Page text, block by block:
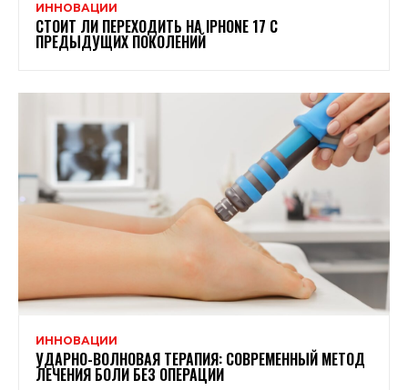
ИННОВАЦИИ
СТОИТ ЛИ ПЕРЕХОДИТЬ НА IPHONE 17 С
ПРЕДЫДУЩИХ ПОКОЛЕНИЙ
ИННОВАЦИИ
УДАРНО-ВОЛНОВАЯ ТЕРАПИЯ: СОВРЕМЕННЫЙ МЕТОД
ЛЕЧЕНИЯ БОЛИ БЕЗ ОПЕРАЦИИ